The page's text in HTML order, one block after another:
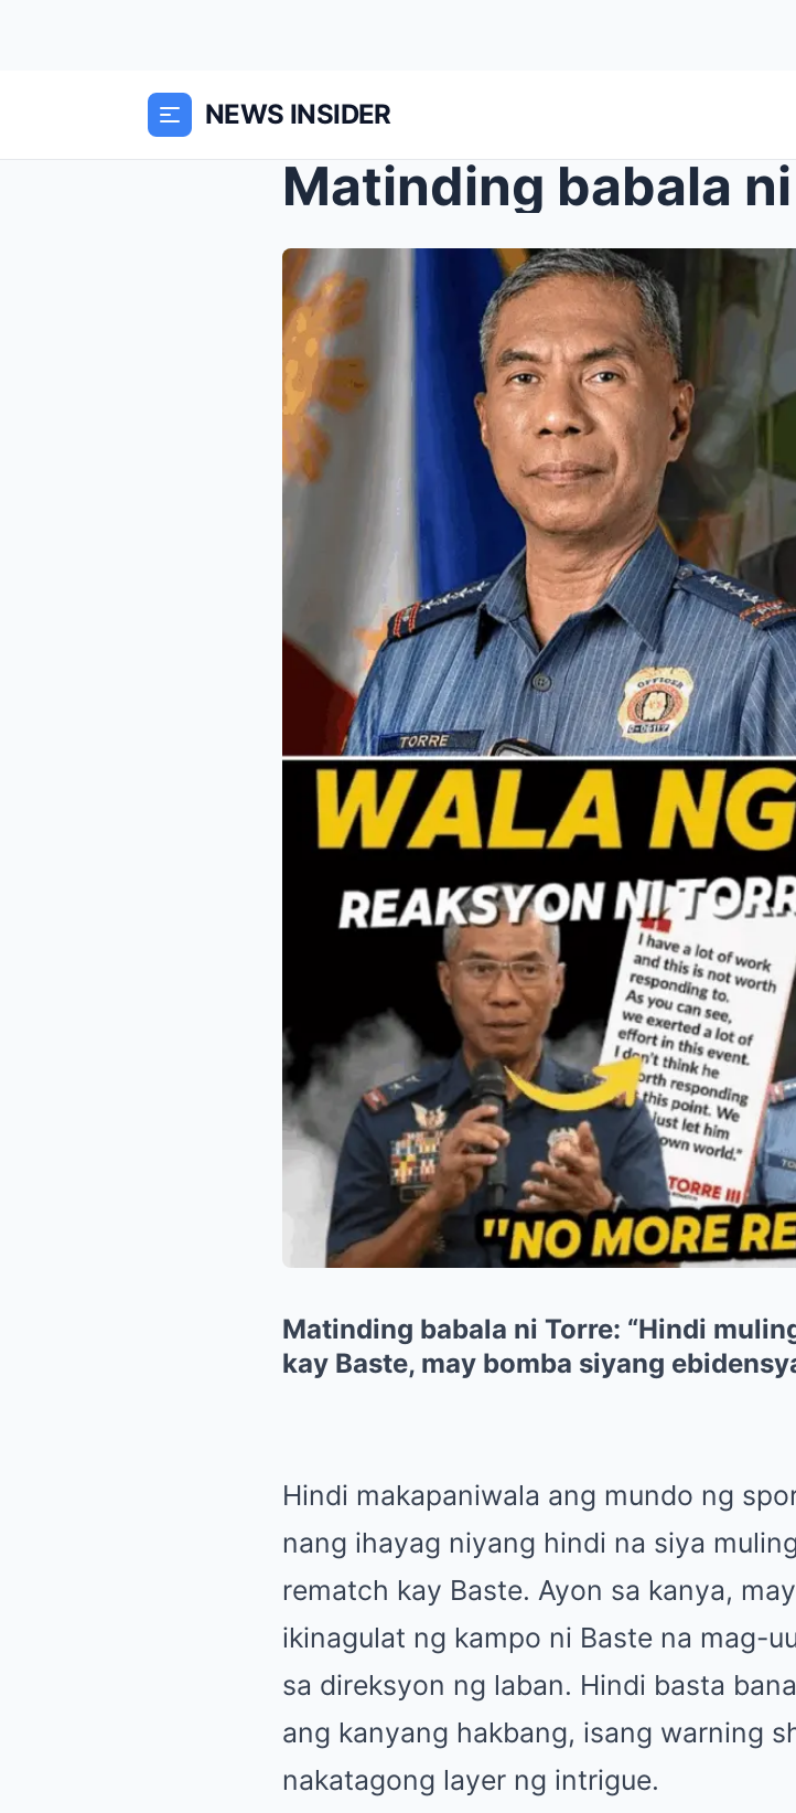
NEWS INSIDER
Matinding babala ni Torre: “Hindi
kay Baste, may bomba siyang
Hindi makapaniwala ang mundo ng
nang ihayag niyang hindi na siya
rematch kay Baste. Ayon sa kanya,
ikinagulat ng kampo ni Baste na mag-
sa direksyon ng laban. Hindi basta
ang kanyang hakbang, isang warning
nakatagong layer ng intrigue.